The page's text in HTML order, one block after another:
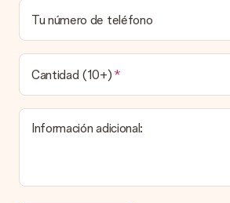
Tu número de teléfono
Cantidad (10+)
Información adicional: